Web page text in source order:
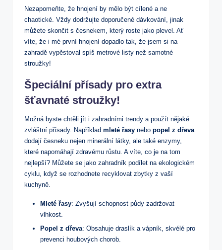
Nezapomeňte, že hnojení by mělo být cílené a ne
chaotické. Vždy dodržujte doporučené dávkování, jinak
můžete skončit s česnekem, který roste jako plevel. Ať
víte, že i mé první hnojení dopadlo tak, že jsem si na
zahradě vypěstoval spíš metrové listy než samotné
stroužky!
Špeciální přísady pro extra
šťavnaté stroužky!
Možná byste chtěli jít i zahradními trendy a použít nějaké
zvláštní přísady. Například mleté řasy nebo popel z dřeva
dodají česneku nejen minerální látky, ale také enzymy,
které napomáhají zdravému růstu. A víte, co je na tom
nejlepší? Můžete se jako zahradník podílet na ekologickém
cyklu, když se rozhodnete recyklovat zbytky z vaší
kuchyně.
Mleté řasy: Zvyšují schopnost půdy zadržovat
vlhkost.
Popel z dřeva: Obsahuje draslík a vápník, skvélé pro
prevenci houbových chorob.